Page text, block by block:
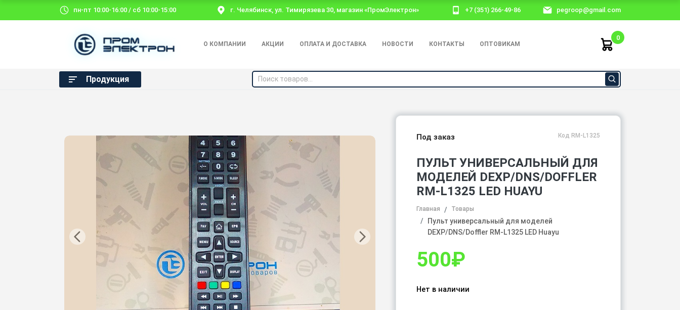
пн-пт 10:00-16:00 / сб 10:00-15:00 г. Челябинск, ул. Тимирязева 30, магазин «ПромЭлектрон» +7 (351) 266-49-86 pegroop@gmail.com
О КОМПАНИИ АКЦИИ ОПЛАТА И ДОСТАВКА НОВОСТИ КОНТАКТЫ ОПТОВИКАМ
0
Продукция
Под заказ Код RM-L1325
ПУЛЬТ УНИВЕРСАЛЬНЫЙ ДЛЯ
МОДЕЛЕЙ DEXP/DNS/DOFFLER
RM-L1325 LED HUAYU
Главная Товары
Пульт универсальный для моделей
DEXP/DNS/Doffler RM-L1325 LED Huayu
500₽
Нет в наличии